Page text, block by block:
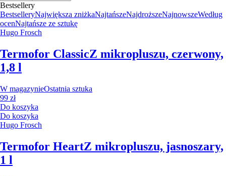
Bestsellery
BestselleryNajwiększa zniżkaNajtańszeNajdroższeNajnowszeWedług
ocenNajtańsze ze sztukę
Hugo Frosch
Termofor ClassicZ mikropluszu, czerwony,
1,8 l
W magazynieOstatnia sztuka
99 zł
Do koszyka
Do koszyka
Hugo Frosch
Termofor HeartZ mikropluszu, jasnoszary,
1 l